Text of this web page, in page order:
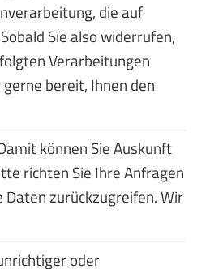
die auf
Sie also widerrufen,
Verarbeitungen
bereit, Ihnen den
können Sie Auskunft
richten Sie Ihre Anfragen
zurückzugreifen. Wir
oder